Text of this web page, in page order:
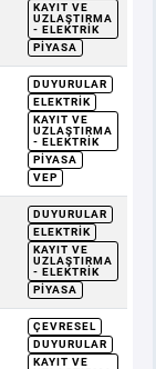
KAYIT VE
UZLAŞTIRMA
- ELEKTRIK
PIYASA
DUYURULAR
ELEKTRIK
KAYIT VE
UZLAŞTIRMA
- ELEKTRIK
PIYASA
VEP
DUYURULAR
ELEKTRIK
KAYIT VE
UZLAŞTIRMA
- ELEKTRIK
PIYASA
ÇEVRESEL
DUYURULAR
KAYIT VE